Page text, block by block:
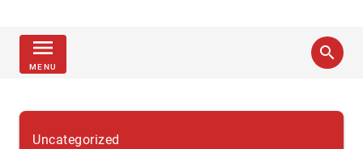
menu
MENU
search
Uncategorized